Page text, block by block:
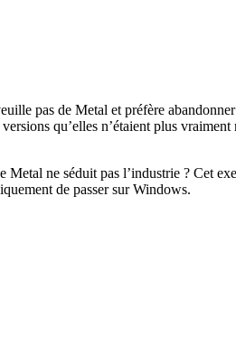
pas de Metal et préfère
qu’elles n’étaient plus
ne séduit pas l’industrie ? Cet
de passer sur Windows.